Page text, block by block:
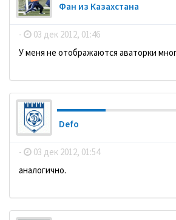
Фан из Казахстана
- 03 дек 2012, 01:46
У меня не отображаются аваторки
Defo
- 03 дек 2012, 01:54
аналогично.